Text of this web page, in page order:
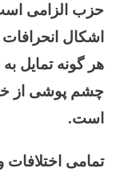
حزب الزامی است
اشکال
هر گونه تمایل
چشم پوشی از
است.
تمامی اختلافات